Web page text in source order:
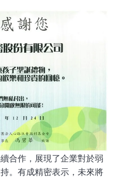
合作，展現了企業對於弱
。有成精密表示，未來將